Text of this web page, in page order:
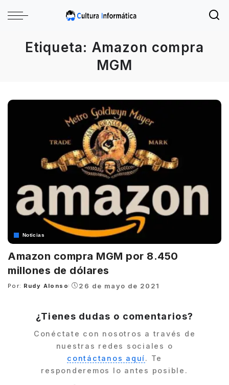
Etiqueta: Amazon compra
MGM
Noticias
Amazon compra MGM por 8.450
millones de dólares
Posted
Por: Rudy Alonso 26 de mayo de 2021
¿Tienes dudas o comentarios?
Conéctate con nosotros a través de
nuestras redes sociales o
contáctanos aquí. Te
responderemos lo antes posible.